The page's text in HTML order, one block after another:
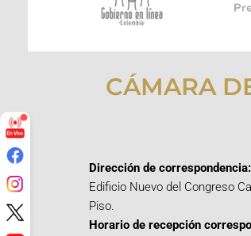
CÁMARA
Dirección de correspondencia:
Edificio Nuevo del Congreso
Piso.
Horario de recepción